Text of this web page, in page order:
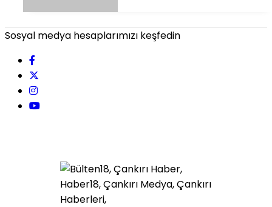
Sosyal medya hesaplarımızı keşfedin